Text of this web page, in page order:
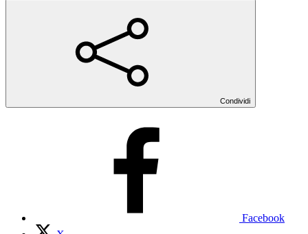
Condividi
Facebook